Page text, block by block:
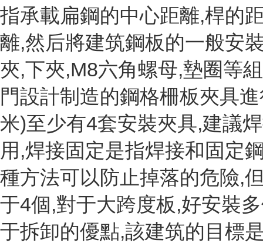
指承載扁鋼的中心距離,桿的
離,然后將建筑鋼板的一般安
夾,下夾,M8六角螺母,墊圈等
門設計制造的鋼格柵板夾具
米)至少有4套安裝夾具,建議
用,焊接固定是指焊接和固定
種方法可以防止掉落的危險,
于4個,對于大跨度板,好安裝
于拆卸的優點,該建筑的目標